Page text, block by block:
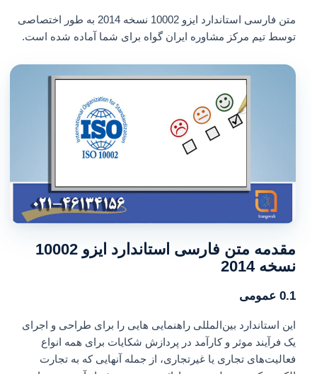
متن فارسی استاندارد ایزو 10002 نسخه 2014 به طور اختصاصی
توسط تیم مرکز مشاوره ایران گواه برای شما آماده شده است.
مقدمه
متن فارسی استاندارد ایزو 10002
نسخه 2014
0.1 عمومی
این استاندارد بین‌المللی راهنمایی هایی را برای طراحی و اجرای
یک فرآیند موثر و کارآمد در پردازش شکایات برای همه انواع
فعالیت‌های تجاری یا غیرتجاری، از جمله آنهایی که به تجارت